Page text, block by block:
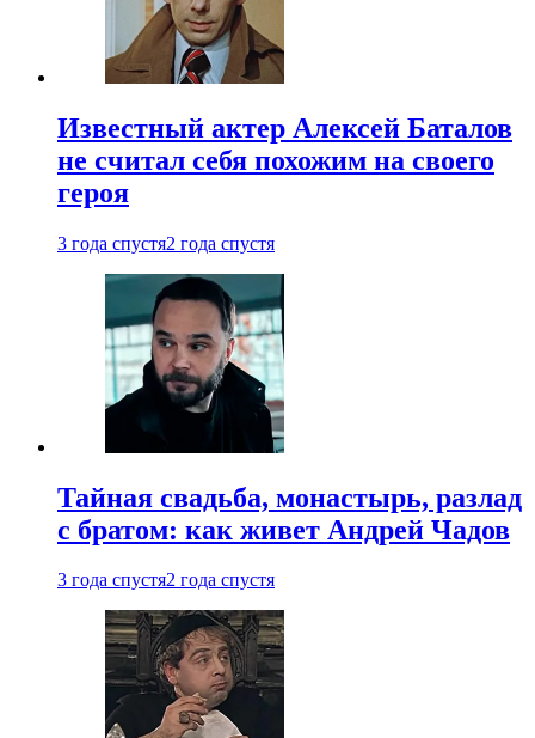
Известный актер Алексей Баталов
не считал себя похожим на своего
героя
3 года спустя2 года спустя
Тайная свадьба, монастырь, разлад
с братом: как живет Андрей Чадов
3 года спустя2 года спустя